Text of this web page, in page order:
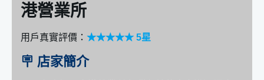
港營業所
用戶真實評價： ★★★★★ 5星
🪧 店家簡介